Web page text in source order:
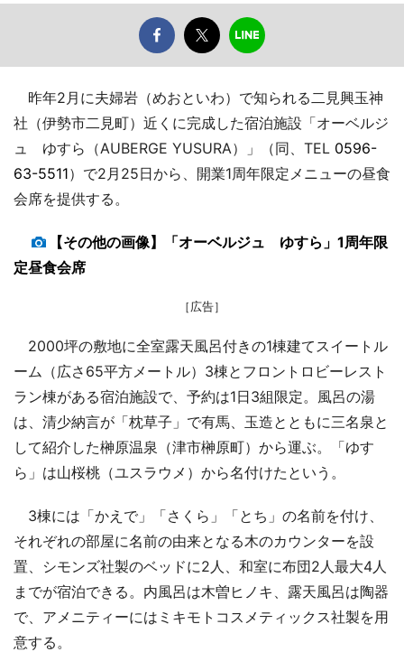
昨年2月に夫婦岩（めおといわ）で知られる二見興玉神
社（伊勢市二見町）近くに完成した宿泊施設「オーベルジ
ュ ゆすら（AUBERGE YUSURA）」（同、TEL 0596-
63-5511）で2月25日から、開業1周年限定メニューの昼食
会席を提供する。
【その他の画像】「オーベルジュ ゆすら」1周年限
定昼食会席
［広告］
2000坪の敷地に全室露天風呂付きの1棟建てスイートル
ーム（広さ65平方メートル）3棟とフロントロビーレスト
ラン棟がある宿泊施設で、予約は1日3組限定。風呂の湯
は、清少納言が「枕草子」で有馬、玉造とともに三名泉と
して紹介した榊原温泉（津市榊原町）から運ぶ。「ゆす
ら」は山桜桃（ユスラウメ）から名付けたという。
3棟には「かえで」「さくら」「とち」の名前を付け、
それぞれの部屋に名前の由来となる木のカウンターを設
置、シモンズ社製のベッドに2人、和室に布団2人最大4人
までが宿泊できる。内風呂は木曽ヒノキ、露天風呂は陶器
で、アメニティーにはミキモトコスメティックス社製を用
意する。